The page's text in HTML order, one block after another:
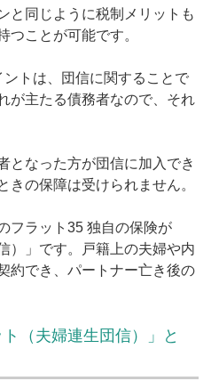
と同じように税制メリットも
つことが可能です。
トは、団信に関することで
が主たる債務者なので、それ
となった方が団信に加入でき
きの保障は受けられません。
フラット35 独自の保険が
）」です。戸籍上の夫婦や内
約でき、パートナー亡き後の
（夫婦連生団信）」と